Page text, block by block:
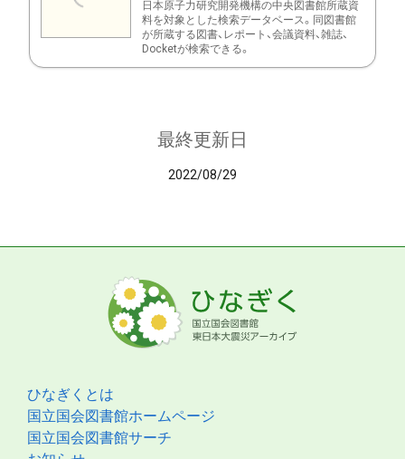
日本原子力研究開発機構の中央図書館所蔵資
料を対象とした検索データベース。同図書館
が所蔵する図書、レポート、会議資料、雑誌、
Docketが検索できる。
最終更新日
2022/08/29
ひなぎくとは
国立国会図書館ホームページ
国立国会図書館サーチ